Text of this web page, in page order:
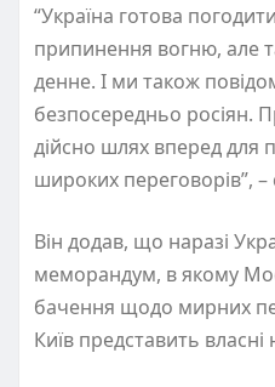
“Україна готова
припинення вогню, але
денне. І ми також
безпосередньо росіян.
дійсно шлях вперед для
широких переговорів”, –
Він додав, що наразі
меморандум, в якому
бачення щодо мирних
Київ представить